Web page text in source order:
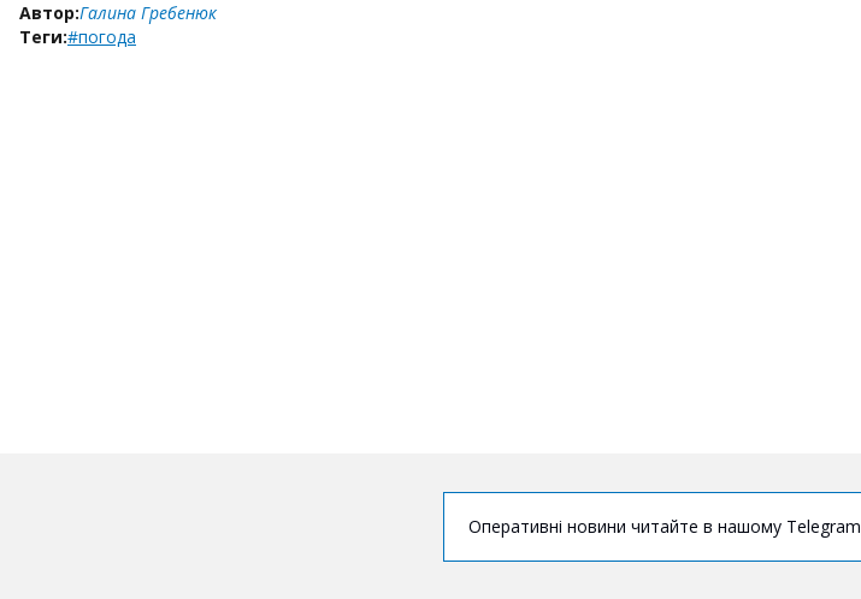
Автор:Галина Гребенюк
Теги:#погода
Оперативні новини читайте в нашому Telegram